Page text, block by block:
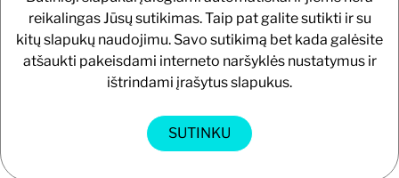
Direktorius
TAUTVYDAS VIRKUTIS
+37067772745
tautvydas.virkutis@gistama.lt
reikalingas Jūsų sutikimas. Taip pat galite sutikti ir su
kitų slapukų naudojimu. Savo sutikimą bet kada galėsite
atšaukti pakeisdami interneto naršyklės nustatymus ir
ištrindami įrašytus slapukus.
SUTINKU